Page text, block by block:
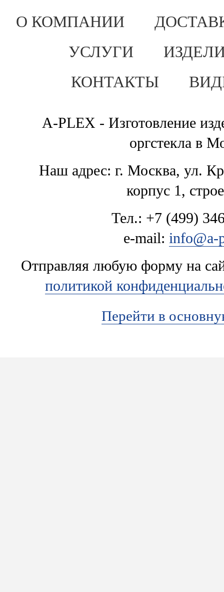
О КОМПАНИИ
УСЛУГИ
КОНТАКТЫ
A-PLEX - Изготовление
оргстекла в
Наш адрес: г. Москва, ул.
корпус 1,
Тел.: +7 (499)
e-mail: info@a-
Отправляя любую форму на
политикой
Перейти в